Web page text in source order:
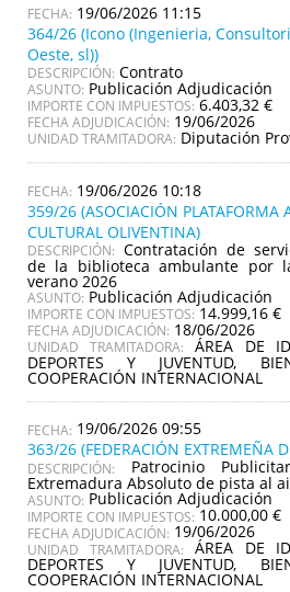
19/06/2026 11:15
364/26 (Icono (Ingenieria,
Oeste, sl))
DESCRIPCIÓN: Contrato
ASUNTO: Publicación Adjudicación
IMPORTE CON IMPUESTOS: 6.403,32 €
FECHA ADJUDICACIÓN: 19/06/2026
UNIDAD TRAMITADORA: Diputación
19/06/2026 10:18
359/26 (ASOCIACIÓN PLATAFORMA
CULTURAL OLIVENTINA)
DESCRIPCIÓN: Contratación de
de la biblioteca ambulante por
verano 2026
ASUNTO: Publicación Adjudicación
IMPORTE CON IMPUESTOS: 14.999,16 €
FECHA ADJUDICACIÓN: 18/06/2026
UNIDAD TRAMITADORA: ÁREA DE
DEPORTES Y JUVENTUD,
COOPERACIÓN INTERNACIONAL
19/06/2026 09:55
363/26 (FEDERACIÓN EXTREMEÑA
DESCRIPCIÓN: Patrocinio
Extremadura Absoluto de pista al
ASUNTO: Publicación Adjudicación
IMPORTE CON IMPUESTOS: 10.000,00 €
FECHA ADJUDICACIÓN: 19/06/2026
UNIDAD TRAMITADORA: ÁREA DE
DEPORTES Y JUVENTUD,
COOPERACIÓN INTERNACIONAL